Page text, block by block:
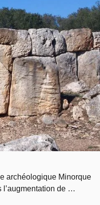
archéologique Minorque
l’augmentation de …